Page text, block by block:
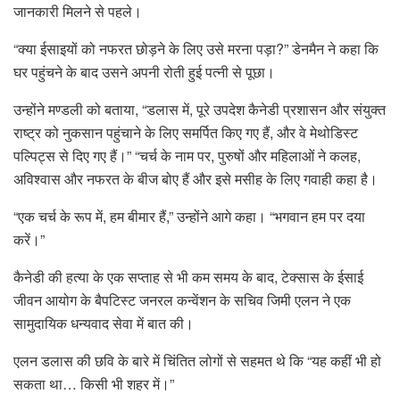
जानकारी मिलने से पहले।
“क्या ईसाइयों को नफरत छोड़ने के लिए उसे मरना पड़ा?” डेनमैन ने कहा कि
घर पहुंचने के बाद उसने अपनी रोती हुई पत्नी से पूछा।
उन्होंने मण्डली को बताया, “डलास में, पूरे उपदेश कैनेडी प्रशासन और संयुक्त
राष्ट्र को नुकसान पहुंचाने के लिए समर्पित किए गए हैं, और वे मेथोडिस्ट
पल्पिट्स से दिए गए हैं।” “चर्च के नाम पर, पुरुषों और महिलाओं ने कलह,
अविश्वास और नफरत के बीज बोए हैं और इसे मसीह के लिए गवाही कहा है।
“एक चर्च के रूप में, हम बीमार हैं,” उन्होंने आगे कहा। “भगवान हम पर दया
करें।”
कैनेडी की हत्या के एक सप्ताह से भी कम समय के बाद, टेक्सास के ईसाई
जीवन आयोग के बैपटिस्ट जनरल कन्वेंशन के सचिव जिमी एलन ने एक
सामुदायिक धन्यवाद सेवा में बात की।
एलन डलास की छवि के बारे में चिंतित लोगों से सहमत थे कि “यह कहीं भी हो
सकता था… किसी भी शहर में।”